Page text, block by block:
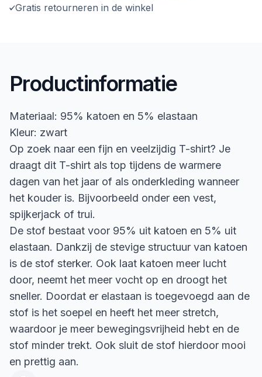
Gratis retourneren in de winkel
Productinformatie
Materiaal: 95% katoen en 5% elastaan
Kleur: zwart
Op zoek naar een fijn en veelzijdig T-shirt? Je
draagt dit T-shirt als top tijdens de warmere
dagen van het jaar of als onderkleding wanneer
het kouder is. Bijvoorbeeld onder een vest,
spijkerjack of trui.
De stof bestaat voor 95% uit katoen en 5% uit
elastaan. Dankzij de stevige structuur van katoen
is de stof sterker. Ook laat katoen meer lucht
door, neemt het meer vocht op en droogt het
sneller. Doordat er elastaan is toegevoegd aan de
stof is het soepel en heeft het meer stretch,
waardoor je meer bewegingsvrijheid hebt en de
stof minder trekt. Ook sluit de stof hierdoor mooi
en prettig aan.